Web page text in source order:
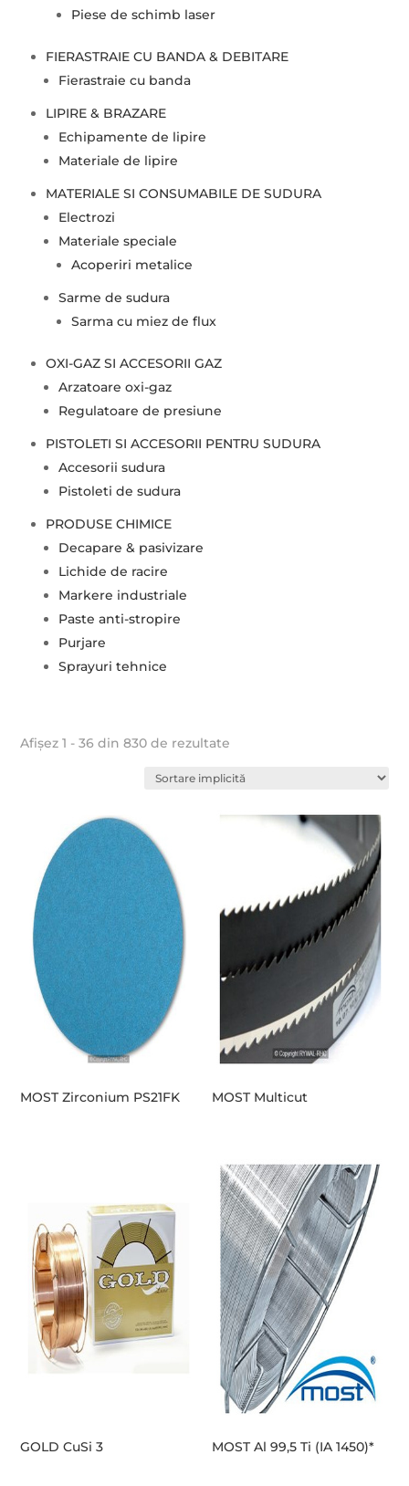
Piese de schimb laser
FIERASTRAIE CU BANDA & DEBITARE
Fierastraie cu banda
LIPIRE & BRAZARE
Echipamente de lipire
Materiale de lipire
MATERIALE SI CONSUMABILE DE SUDURA
Electrozi
Materiale speciale
Acoperiri metalice
Sarme de sudura
Sarma cu miez de flux
OXI-GAZ SI ACCESORII GAZ
Arzatoare oxi-gaz
Regulatoare de presiune
PISTOLETI SI ACCESORII PENTRU SUDURA
Accesorii sudura
Pistoleti de sudura
PRODUSE CHIMICE
Decapare & pasivizare
Lichide de racire
Markere industriale
Paste anti-stropire
Purjare
Sprayuri tehnice
Afișez 1 - 36 din 830 de rezultate
MOST Zirconium PS21FK MOST Multicut
GOLD CuSi 3 MOST Al 99,5 Ti (IA 1450)*